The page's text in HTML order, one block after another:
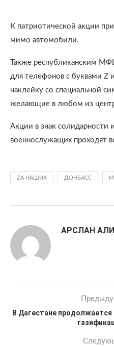
К патриотической акции
мимо автомобили.
Также республиканским
для телефонов с буквами Z
наклейку со специальной
желающие в любом из
Акции в знак солидарности
военнослужащих проходят
ZА НАШИХ ДОНБАСС
АРСЛАН
В Дагестане